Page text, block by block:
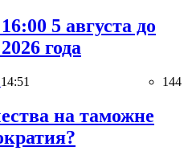
5 августа до
года
14:51 144
на таможне